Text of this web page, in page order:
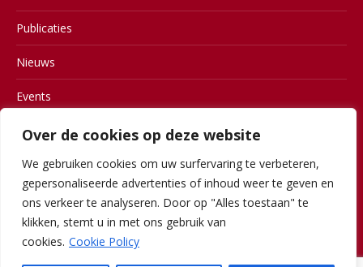
Over de cookies op deze website
We gebruiken cookies om uw surfervaring te verbeteren,
gepersonaliseerde advertenties of inhoud weer te geven en
ons verkeer te analyseren. Door op "Alles toestaan" te
klikken, stemt u in met ons gebruik van
cookies. Cookie Policy
Publicaties
Nieuws
Events
Contact
Members
Gebruiksvoorwaarden